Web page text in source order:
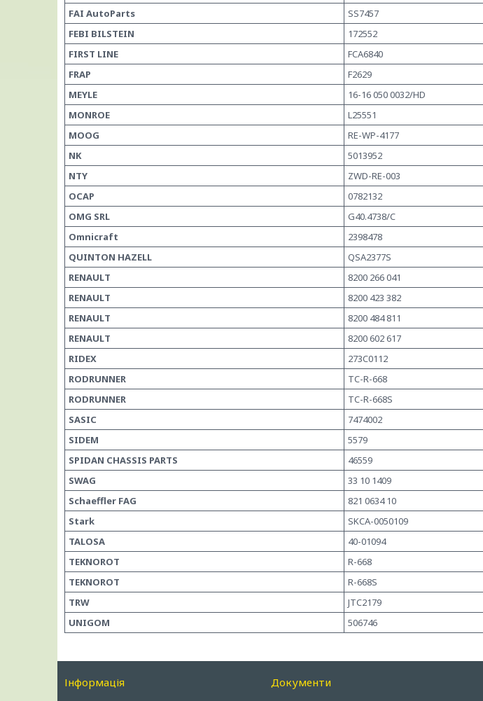
FAI AutoParts
SS7457
FEBI BILSTEIN
172552
FIRST LINE
FCA6840
FRAP
F2629
MEYLE
16-16 050 0032/HD
MONROE
L25551
MOOG
RE-WP-4177
NK
5013952
NTY
ZWD-RE-003
OCAP
0782132
OMG SRL
G40.4738/C
Omnicraft
2398478
QUINTON HAZELL
QSA2377S
RENAULT
8200 266 041
RENAULT
8200 423 382
RENAULT
8200 484 811
RENAULT
8200 602 617
RIDEX
273C0112
RODRUNNER
TC-R-668
RODRUNNER
TC-R-668S
SASIC
7474002
SIDEM
5579
SPIDAN CHASSIS PARTS
46559
SWAG
33 10 1409
Schaeffler FAG
821 0634 10
Stark
SKCA-0050109
TALOSA
40-01094
TEKNOROT
R-668
TEKNOROT
R-668S
TRW
JTC2179
UNIGOM
506746
Інформація Документи